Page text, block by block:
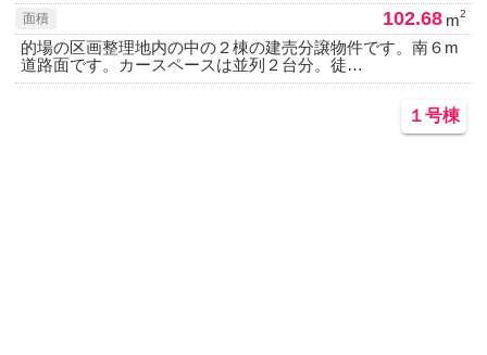
面積 102.68 m2
的場の区画整理地内の中の２棟の建売分譲物件です。南６m
道路面です。カースペースは並列２台分。徒…
１号棟